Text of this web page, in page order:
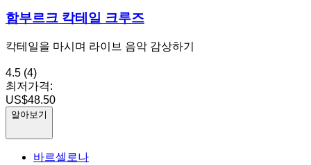
함부르크 칵테일 크루즈
칵테일을 마시며 라이브 음악 감상하기
4.5 (4)
최저가격:
US$48.50
알아보기
바르셀로나